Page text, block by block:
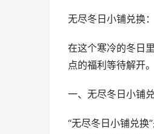
无尽冬日小铺兑换
在这个寒冷的冬日
点的福利等待解开
一、无尽冬日小铺
“无尽冬日小铺兑